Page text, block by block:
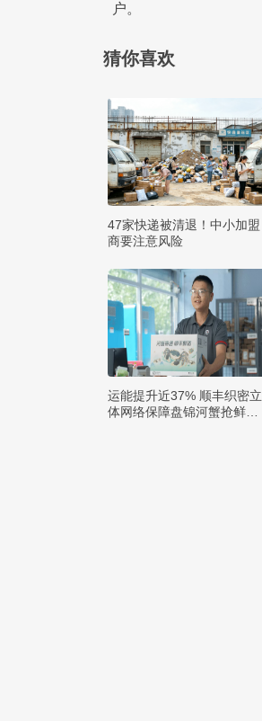
户。
猜你喜欢
47家快递被清退！中小加盟
商要注意风险
运能提升近37% 顺丰织密立
体网络保障盘锦河蟹抢鲜出